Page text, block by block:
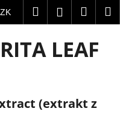
HledatPřihlášení
LEAF
(extrakt z